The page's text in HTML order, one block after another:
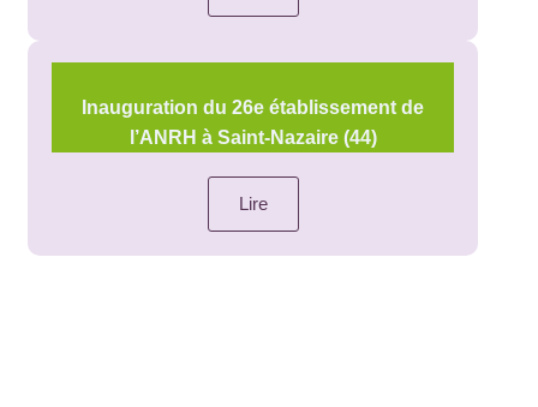
Inauguration du 26e établissement de
l’ANRH à Saint-Nazaire (44)
Lire